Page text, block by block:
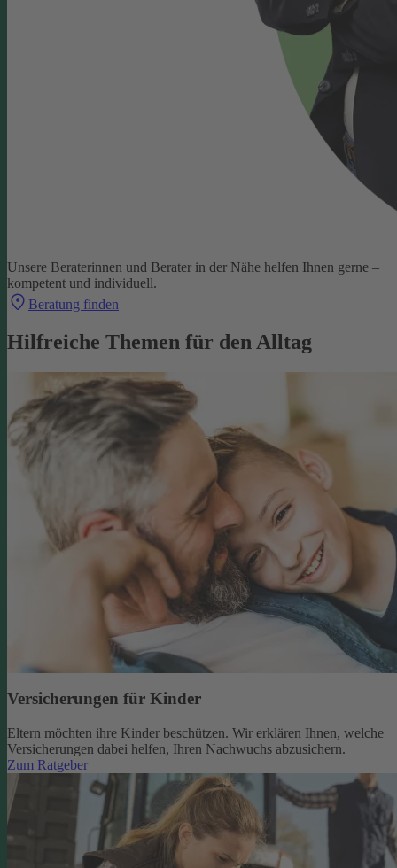
Unsere Beraterinnen und Berater in der Nähe helfen Ihnen gerne –
kompetent und individuell.
Beratung finden
Hilfreiche Themen für den Alltag
Versicherungen für Kinder
Eltern möchten ihre Kinder beschützen. Wir erklären Ihnen, welche
Versicherungen dabei helfen, Ihren Nachwuchs abzusichern.
Zum Ratgeber